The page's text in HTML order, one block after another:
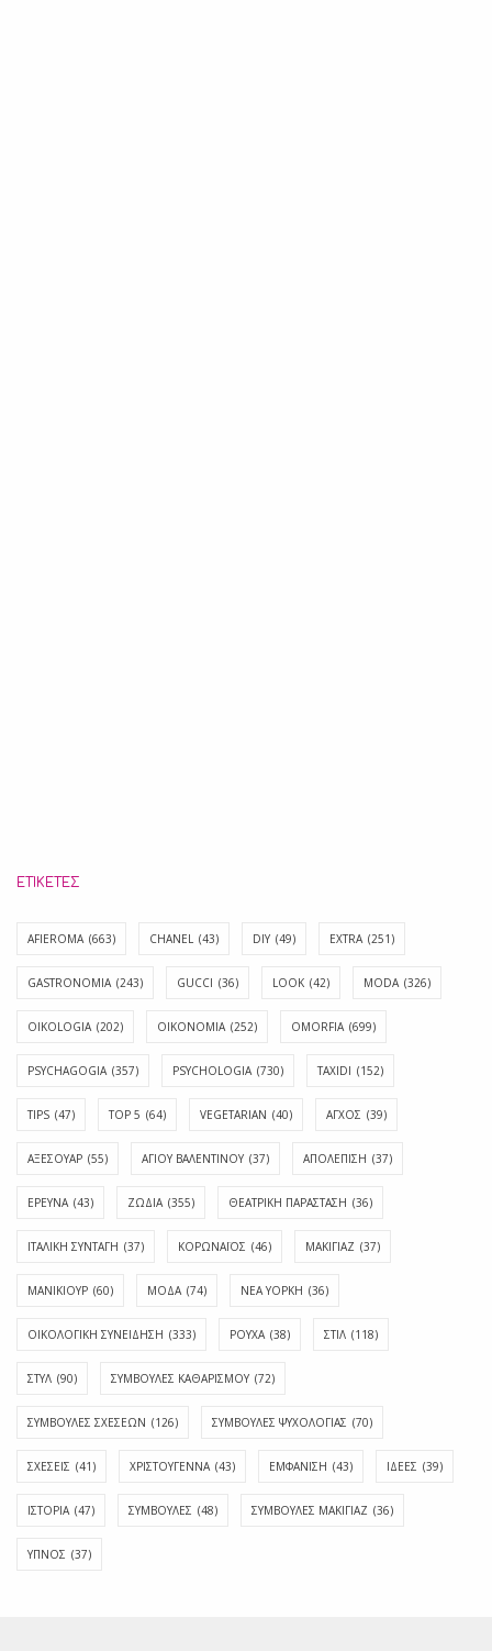
ΕΤΙΚΈΤΕΣ
AFIEROMA (663) CHANEL (43) DIY (49) EXTRA (251)
GASTRONOMIA (243) GUCCI (36) LOOK (42) MODA (326)
OIKOLOGIA (202) OIKONOMIA (252) OMORFIA (699)
PSYCHAGOGIA (357) PSYCHOLOGIA (730) TAXIDI (152)
TIPS (47) TOP 5 (64) VEGETARIAN (40) ΑΓΧΟΣ (39)
ΑΞΕΣΟΥΑΡ (55) ΑΓΊΟΥ ΒΑΛΕΝΤΊΝΟΥ (37) ΑΠΟΛΈΠΙΣΗ (37)
ΕΡΕΥΝΑ (43) ΖΩΔΙΑ (355) ΘΕΑΤΡΙΚΗ ΠΑΡΑΣΤΑΣΗ (36)
ΙΤΑΛΙΚΗ ΣΥΝΤΑΓΗ (37) ΚΟΡΩΝΑΪΟΣ (46) ΜΑΚΙΓΙΑΖ (37)
ΜΑΝΙΚΙΟΥΡ (60) ΜΟΔΑ (74) ΝΕΑ ΥΟΡΚΗ (36)
ΟΙΚΟΛΟΓΙΚΗ ΣΥΝΕΙΔΗΣΗ (333) ΡΟΥΧΑ (38) ΣΤΙΛ (118)
ΣΤΥΛ (90) ΣΥΜΒΟΥΛΕΣ ΚΑΘΑΡΙΣΜΟΥ (72)
ΣΥΜΒΟΥΛΕΣ ΣΧΕΣΕΩΝ (126) ΣΥΜΒΟΥΛΕΣ ΨΥΧΟΛΟΓΙΑΣ (70)
ΣΧΕΣΕΙΣ (41) ΧΡΙΣΤΟΥΓΕΝΝΑ (43) ΕΜΦΆΝΙΣΗ (43) ΙΔΈΕΣ (39)
ΙΣΤΟΡΊΑ (47) ΣΥΜΒΟΥΛΈΣ (48) ΣΥΜΒΟΥΛΈΣ ΜΑΚΙΓΙΆΖ (36)
ΎΠΝΟΣ (37)